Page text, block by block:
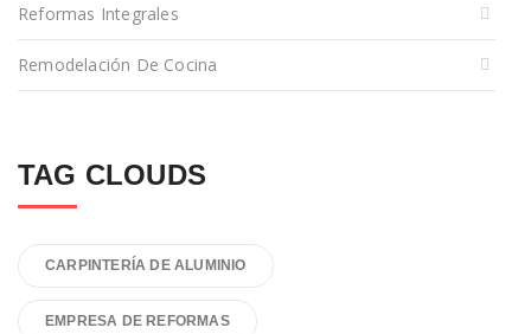
Reformas Integrales
Remodelación De Cocina
TAG CLOUDS
CARPINTERÍA DE ALUMINIO
EMPRESA DE REFORMAS